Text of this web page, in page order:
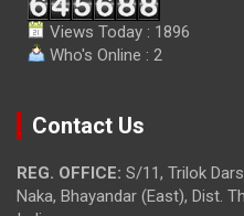
Views Today : 1896
Who's Online : 2
Contact Us
REG. OFFICE: S/11, Trilok
Naka, Bhayandar (East), Dist.